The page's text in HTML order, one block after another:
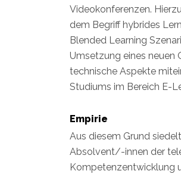
Videokonferenzen.
dem Begriff hybrides
Blended Learning
Umsetzung eines neuen
technische Aspekte
Studiums im Bereich E-
Empirie
Aus diesem Grund
Absolvent/-innen der
Kompetenzentwicklung